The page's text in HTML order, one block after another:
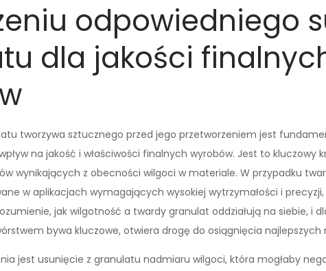
odpowiedniego
dla jakości
tworzywa sztucznego przed jego przetworzeniem jest
na jakość i właściwości finalnych wyrobów. Jest to kluczowy
wynikających z obecności wilgoci w materiale. W przypadku
w aplikacjach wymagających wysokiej wytrzymałości i
jak wilgotność a twardy granulat oddziałują na siebie, i
bywa kluczowe, otwiera drogę do osiągnięcia najlepszych
jest usunięcie z granulatu nadmiaru wilgoci, która mogłaby